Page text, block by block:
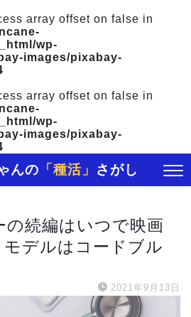
array offset on false in
wp-
images/pixabay-
array offset on false in
wp-
images/pixabay-
んの 「種活」 さがし
続編はいつで映画
デルはコードブル
2021年9月13日